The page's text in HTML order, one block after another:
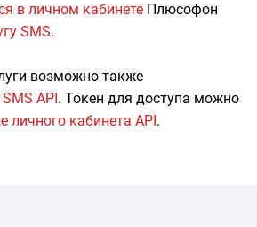
в личном кабинете Плюсофон
SMS.
возможно также
SMS API. Токен для доступа можно
личного кабинета API.